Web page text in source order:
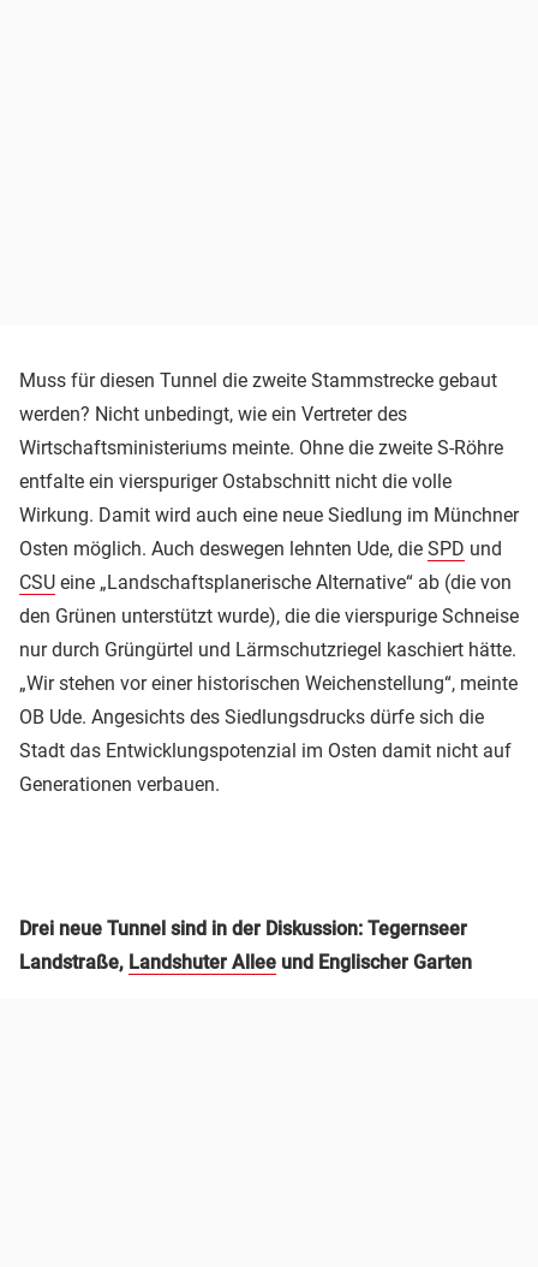
Muss für diesen Tunnel die zweite Stammstrecke gebaut
werden? Nicht unbedingt, wie ein Vertreter des
Wirtschaftsministeriums meinte. Ohne die zweite S-Röhre
entfalte ein vierspuriger Ostabschnitt nicht die volle
Wirkung. Damit wird auch eine neue Siedlung im Münchner
Osten möglich. Auch deswegen lehnten Ude, die SPD und
CSU eine „Landschaftsplanerische Alternative“ ab (die von
den Grünen unterstützt wurde), die die vierspurige Schneise
nur durch Grüngürtel und Lärmschutzriegel kaschiert hätte.
„Wir stehen vor einer historischen Weichenstellung“, meinte
OB Ude. Angesichts des Siedlungsdrucks dürfe sich die
Stadt das Entwicklungspotenzial im Osten damit nicht auf
Generationen verbauen.
Drei neue Tunnel sind in der Diskussion: Tegernseer
Landstraße, Landshuter Allee und Englischer Garten